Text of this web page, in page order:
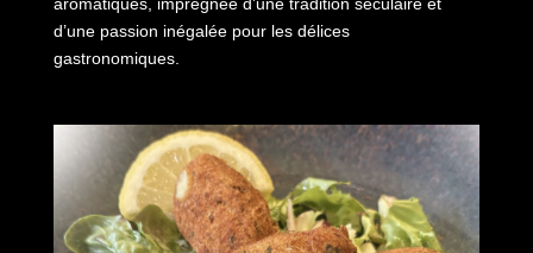
aromatiques, imprégnée d’une tradition séculaire et
d’une passion inégalée pour les délices
gastronomiques.